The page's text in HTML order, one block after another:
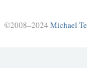
©2008–2024 Michael